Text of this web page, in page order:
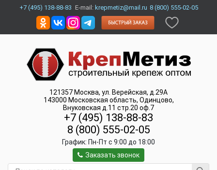
+7 (495) 138-88-83 E-mail: krepmetiz@mail.ru 8 (800) 555-02-05
121357 Москва, ул. Верейская, д.29А
143000 Московская область, Одинцово,
Внуковская д.11 стр.20 оф.7
+7 (495) 138-88-83
8 (800) 555-02-05
График: Пн-Пт c 9:00 до 18:00
Заказать звонок